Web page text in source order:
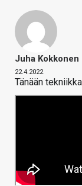
Juha Kokkonen
22.4.2022
Tänään